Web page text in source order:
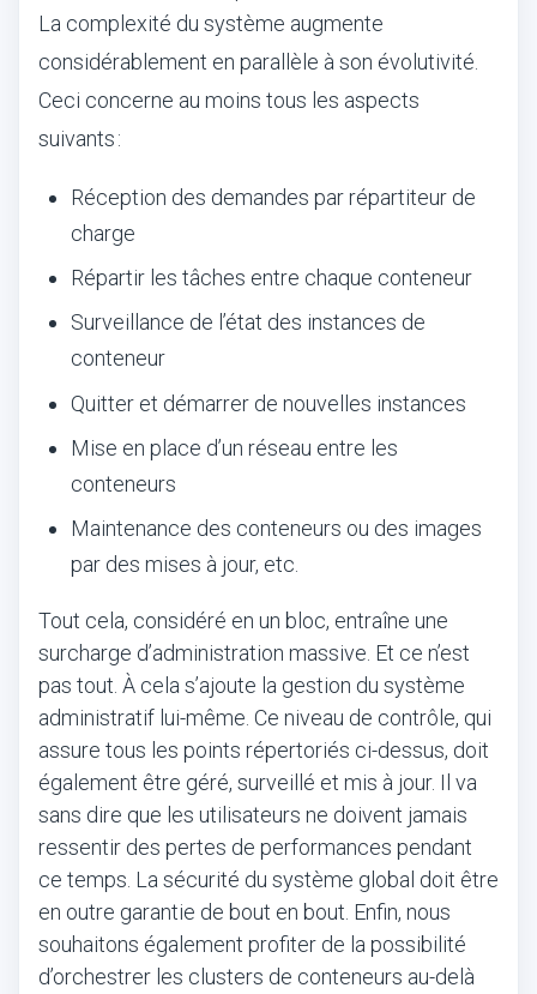
La complexité du système augmente
considérablement en parallèle à son évolutivité.
Ceci concerne au moins tous les aspects
suivants :
Réception des demandes par répartiteur de
charge
Répartir les tâches entre chaque conteneur
Surveillance de l’état des instances de
conteneur
Quitter et démarrer de nouvelles instances
Mise en place d’un réseau entre les
conteneurs
Maintenance des conteneurs ou des images
par des mises à jour, etc.
Tout cela, considéré en un bloc, entraîne une
surcharge d’administration massive. Et ce n’est
pas tout. À cela s’ajoute la gestion du système
administratif lui-même. Ce niveau de contrôle, qui
assure tous les points répertoriés ci-dessus, doit
également être géré, surveillé et mis à jour. Il va
sans dire que les utilisateurs ne doivent jamais
ressentir des pertes de performances pendant
ce temps. La sécurité du système global doit être
en outre garantie de bout en bout. Enfin, nous
souhaitons également profiter de la possibilité
d’orchestrer les clusters de conteneurs au-delà